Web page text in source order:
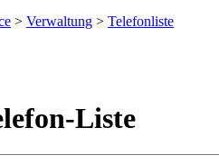
> Verwaltung > Telefonliste
Liste